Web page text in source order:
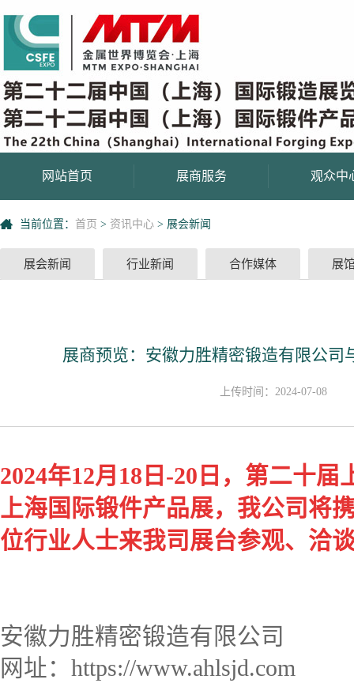
网站首页 展商服务 观众中
当前位置： 首页 > 资讯中心 > 展会新闻
展会新闻 行业新闻 合作媒体 展
展商预览：安徽力胜精密锻造有限公
上传时间：2024-07-08
2024年12月18日-20日，第二十
上海国际锻件产品展，我公司将
位行业人士来我司展台参观、洽
安徽力胜精密锻造有限公司
网址：https://www.ahlsjd.com